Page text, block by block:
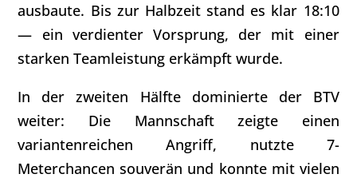
ausbaute. Bis zur Halbzeit stand es klar 18:10
— ein verdienter Vorsprung, der mit einer
starken Teamleistung erkämpft wurde.
In der zweiten Hälfte dominierte der BTV
weiter: Die Mannschaft zeigte einen
variantenreichen Angriff, nutzte 7-
Meterchancen souverän und konnte mit vielen